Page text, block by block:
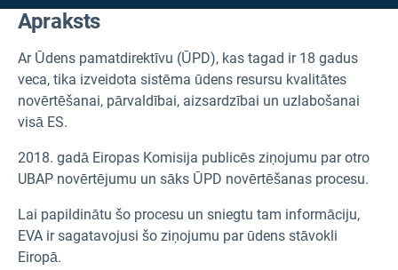
Apraksts
Ar Ūdens pamatdirektīvu (ŪPD), kas tagad ir 18 gadus
veca, tika izveidota sistēma ūdens resursu kvalitātes
novērtēšanai, pārvaldībai, aizsardzībai un uzlabošanai
visā ES.
2018. gadā Eiropas Komisija publicēs ziņojumu par otro
UBAP novērtējumu un sāks ŪPD novērtēšanas procesu.
Lai papildinātu šo procesu un sniegtu tam informāciju,
EVA ir sagatavojusi šo ziņojumu par ūdens stāvokli
Eiropā.